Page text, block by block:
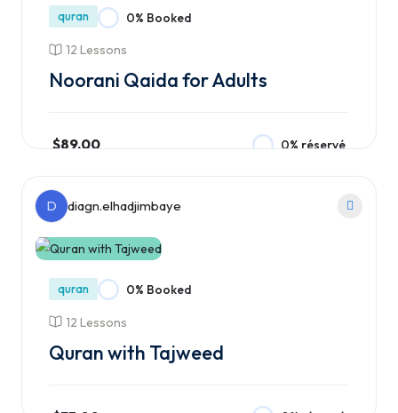
quran 0% Booked
12 Lessons
Noorani Qaida for Adults
$89.00 0% réservé
D diagn.elhadjimbaye
quran 0% Booked
12 Lessons
Quran with Tajweed